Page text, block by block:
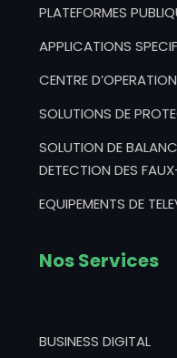
PLATEFORMES
APPLICATIONS
CENTRE
SOLUTIONS DE
SOLUTION DE
DETECTION DES
EQUIPEMENTS DE
Nos Services
BUSINESS DIGITAL